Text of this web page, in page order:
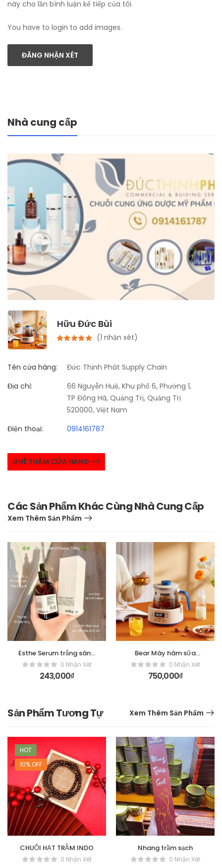
này cho lần bình luận kế tiếp của tôi.
You have to login to add images.
ĐĂNG NHẬN XÉT
Nhà cung cấp
Hữu Đức Bùi
(1 nhận xét)
Tên cửa hàng:
Đức Thịnh Phát Supply Chain
Địa chỉ:
66 Nguyễn Huệ, Khu phố 6, Phường 1,
TP Đông Hà, Quảng Trị, Quảng Trị
520000, Việt Nam
Điện thoại:
0914161787
GHÉ THĂM CỬA HÀNG
Các Sản Phẩm Khác Cùng Nhà Cung Cấp
Xem Thêm Sản Phẩm
Esthe Serum trắng sáng
da chống lão hóa
EsthePro Vitamin C
100m
0 Nhận Xét
243,000₫
Bear Máy hâm sữa
TNQ-D12D1 – Bản quốc
tế
0 Nhận Xét
750,000₫
Sản Phẩm Tương Tự Xem Thêm Sản Phẩm
HOT
10% OFF
CHUỖI HẠT TRẦM INDO
0 Nhận Xét
Nhang trầm sạch
0 Nhận Xét